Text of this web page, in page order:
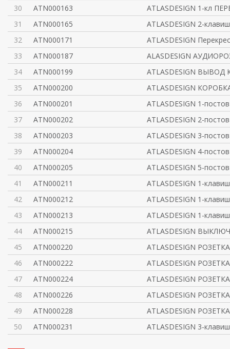
30
ATN000163
ATLASDESIGN 1-кл
31
ATN000165
ATLASDESIGN 2-
32
ATN000171
ATLASDESIGN
33
ATN000187
ALASDESIGN
34
ATN000199
ATLASDESIGN ВЫВОД
35
ATN000200
ATLASDESIGN
36
ATN000201
ATLASDESIGN 1-
37
ATN000202
ATLASDESIGN 2-
38
ATN000203
ATLASDESIGN 3-
39
ATN000204
ATLASDESIGN 4-
40
ATN000205
ATLASDESIGN 5-
41
ATN000211
ATLASDESIGN 1-
42
ATN000212
ATLASDESIGN 1-
43
ATN000213
ATLASDESIGN 1-
44
ATN000215
ATLASDESIGN
45
ATN000220
ATLASDESIGN
46
ATN000222
ATLASDESIGN
47
ATN000224
ATLASDESIGN
48
ATN000226
ATLASDESIGN
49
ATN000228
ATLASDESIGN
50
ATN000231 ATLASDESIGN 3-